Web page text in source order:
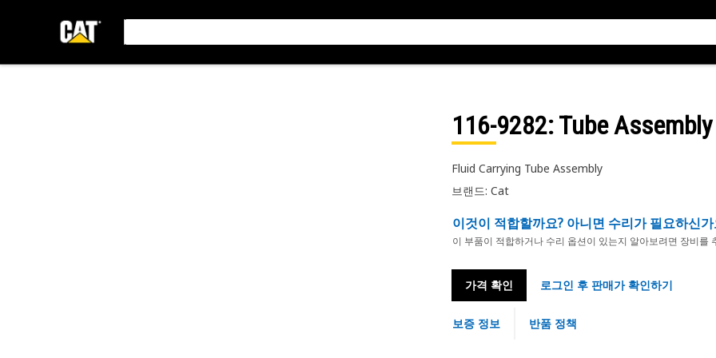
116-9282: Tube Assembly
Fluid Carrying Tube Assembly
브랜드: Cat
이것이 적합할까요? 아니면 수리가 필요하신가
이 부품이 적합하거나 수리 옵션이 있는지 알아보려면 장비를
가격 확인 로그인 후 판매가 확인하기
보증 정보 반품 정책